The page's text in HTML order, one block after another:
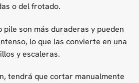
o del frotado.
pile son más duraderas y pueden
lo que las convierte en una
y escaleras.
tendrá que cortar manualmente